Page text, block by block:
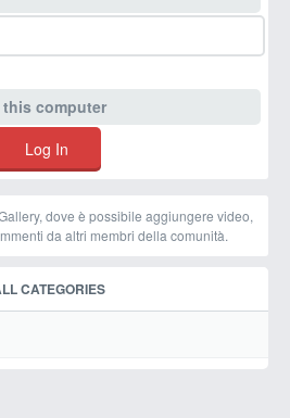
this computer
dove è possibile aggiungere video,
da altri membri della comunità.
CATEGORIES